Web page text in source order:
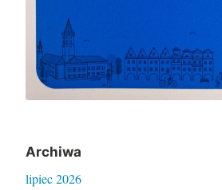
Archiwa
lipiec 2026